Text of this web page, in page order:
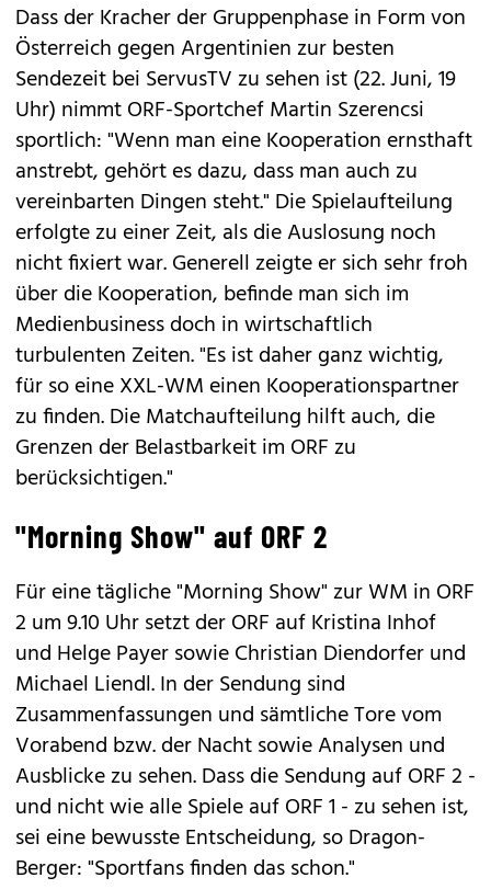
Dass der Kracher der Gruppenphase in Form von
Österreich gegen Argentinien zur besten
Sendezeit bei ServusTV zu sehen ist (22. Juni, 19
Uhr) nimmt ORF-Sportchef Martin Szerencsi
sportlich: "Wenn man eine Kooperation ernsthaft
anstrebt, gehört es dazu, dass man auch zu
vereinbarten Dingen steht." Die Spielaufteilung
erfolgte zu einer Zeit, als die Auslosung noch
nicht fixiert war. Generell zeigte er sich sehr froh
über die Kooperation, befinde man sich im
Medienbusiness doch in wirtschaftlich
turbulenten Zeiten. "Es ist daher ganz wichtig,
für so eine XXL-WM einen Kooperationspartner
zu finden. Die Matchaufteilung hilft auch, die
Grenzen der Belastbarkeit im ORF zu
berücksichtigen."
"Morning Show" auf ORF 2
Für eine tägliche "Morning Show" zur WM in ORF
2 um 9.10 Uhr setzt der ORF auf Kristina Inhof
und Helge Payer sowie Christian Diendorfer und
Michael Liendl. In der Sendung sind
Zusammenfassungen und sämtliche Tore vom
Vorabend bzw. der Nacht sowie Analysen und
Ausblicke zu sehen. Dass die Sendung auf ORF 2 -
und nicht wie alle Spiele auf ORF 1 - zu sehen ist,
sei eine bewusste Entscheidung, so Dragon-
Berger: "Sportfans finden das schon."